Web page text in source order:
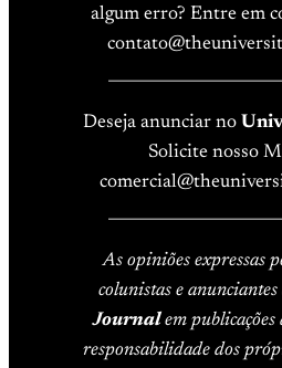
algum erro? Entre em
Deseja anunciar no
Solicite nosso
As opiniões expressas
colunistas e anunciantes
Journalem publicações
responsabilidade dos